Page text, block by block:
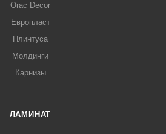
Orac Decor
Европласт
Плинтуса
Молдинги
Карнизы
ЛАМИНАТ